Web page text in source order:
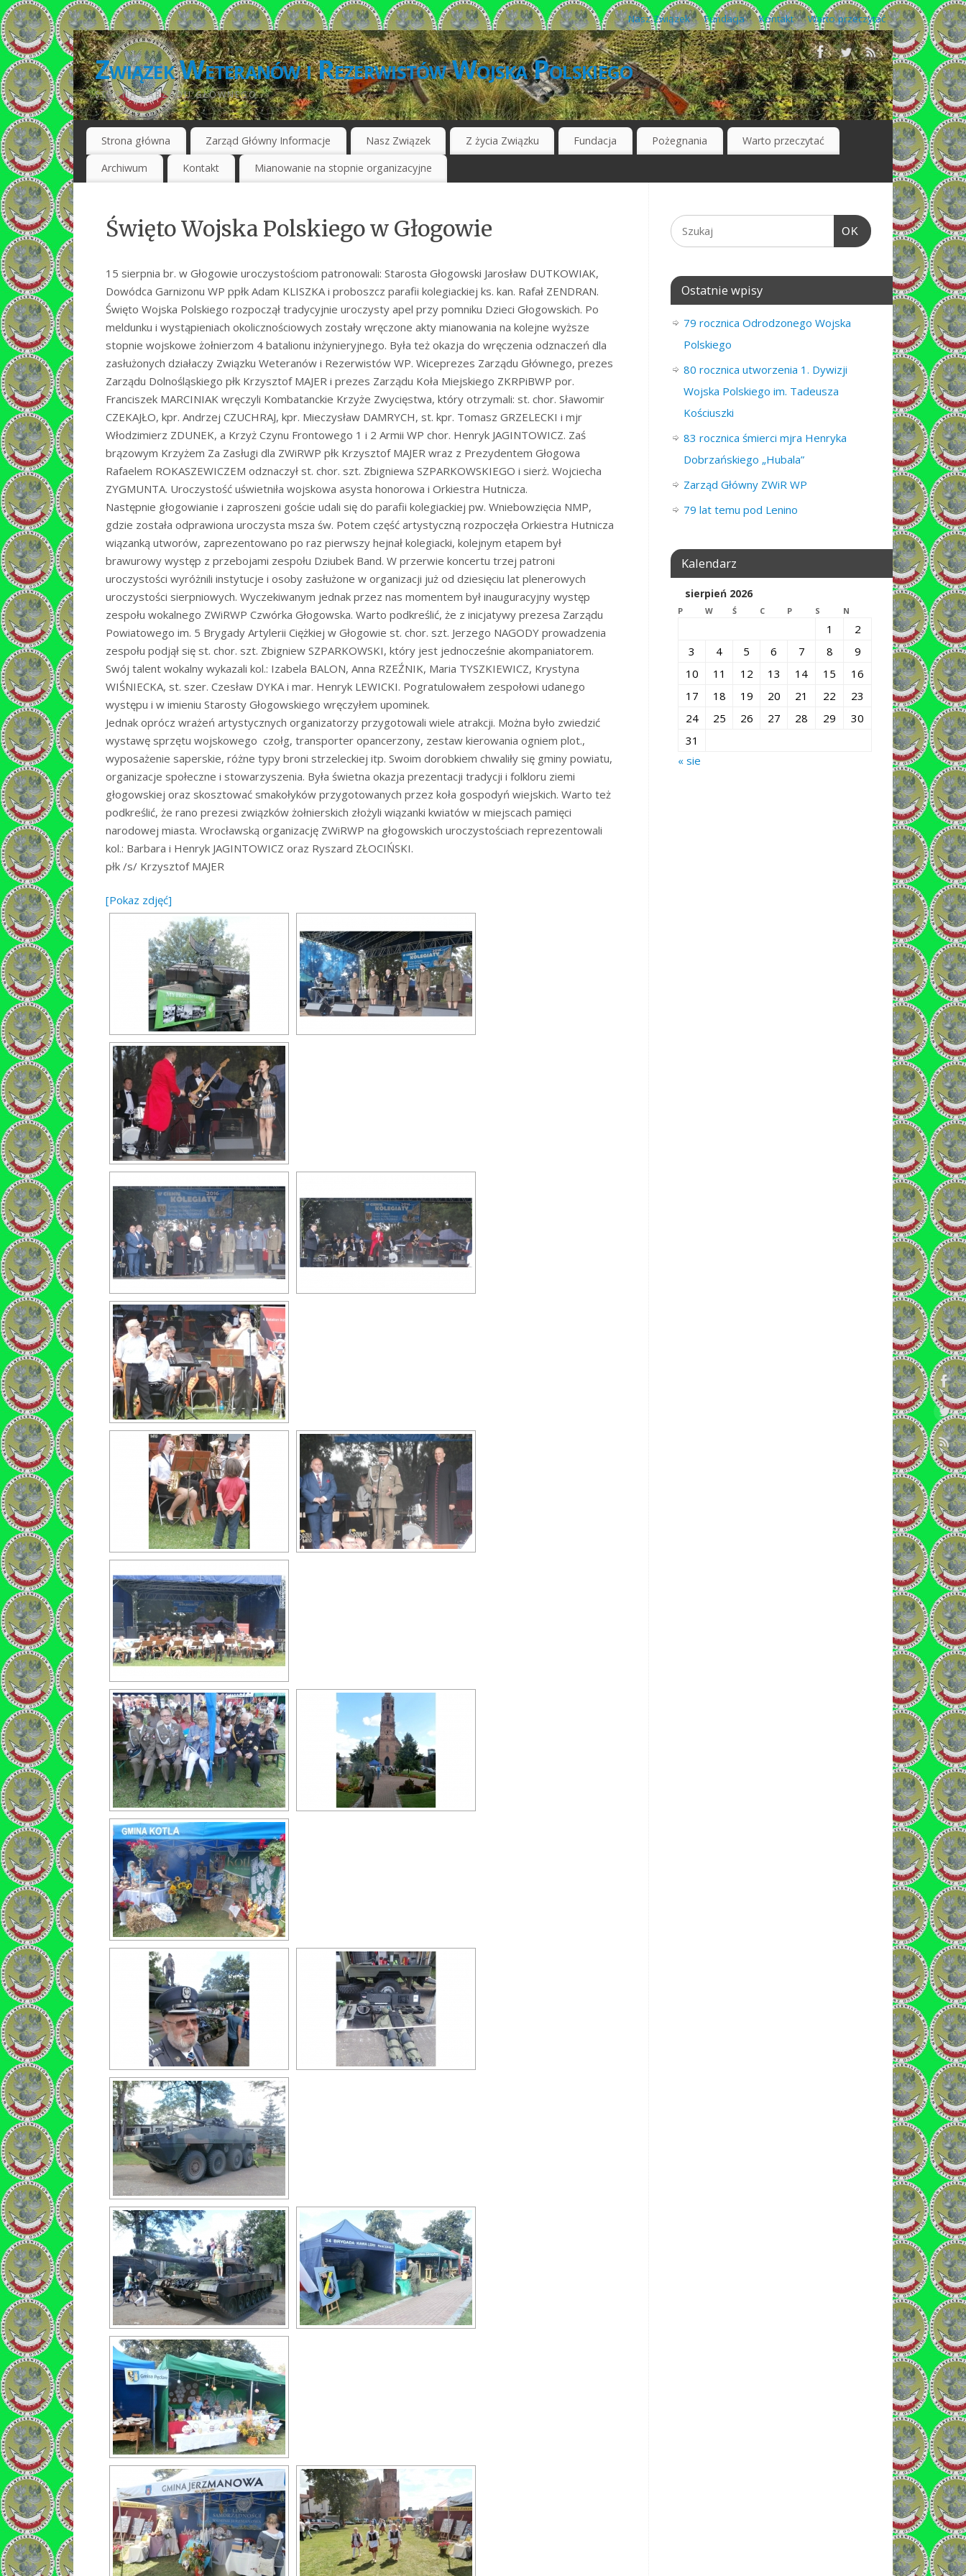
Nasz Związek Fundacja Kontakt Warto przeczytać
Związek Weteranów i Rezerwistów Wojska Polskiego
STRONA ZARZĄDU GŁÓWNEGO
Strona główna Zarząd Główny Informacje Nasz Związek Z życia Związku Fundacja Pożegnania Warto przeczytać
Archiwum Kontakt Mianowanie na stopnie organizacyjne
Święto Wojska Polskiego w Głogowie
15 sierpnia br. w Głogowie uroczystościom patronowali: Starosta Głogowski Jarosław DUTKOWIAK,
Dowódca Garnizonu WP ppłk Adam KLISZKA i proboszcz parafii kolegiackiej ks. kan. Rafał ZENDRAN.
Święto Wojska Polskiego rozpoczął tradycyjnie uroczysty apel przy pomniku Dzieci Głogowskich. Po
meldunku i wystąpieniach okolicznościowych zostały wręczone akty mianowania na kolejne wyższe
stopnie wojskowe żołnierzom 4 batalionu inżynieryjnego. Była też okazja do wręczenia odznaczeń dla
zasłużonych działaczy Związku Weteranów i Rezerwistów WP. Wiceprezes Zarządu Głównego, prezes
Zarządu Dolnośląskiego płk Krzysztof MAJER i prezes Zarządu Koła Miejskiego ZKRPiBWP por.
Franciszek MARCINIAK wręczyli Kombatanckie Krzyże Zwycięstwa, który otrzymali: st. chor. Sławomir
CZEKAJŁO, kpr. Andrzej CZUCHRAJ, kpr. Mieczysław DAMRYCH, st. kpr. Tomasz GRZELECKI i mjr
Włodzimierz ZDUNEK, a Krzyż Czynu Frontowego 1 i 2 Armii WP chor. Henryk JAGINTOWICZ. Zaś
brązowym Krzyżem Za Zasługi dla ZWiRWP płk Krzysztof MAJER wraz z Prezydentem Głogowa
Rafaelem ROKASZEWICZEM odznaczył st. chor. szt. Zbigniewa SZPARKOWSKIEGO i sierż. Wojciecha
ZYGMUNTA. Uroczystość uświetniła wojskowa asysta honorowa i Orkiestra Hutnicza.
Następnie głogowianie i zaproszeni goście udali się do parafii kolegiackiej pw. Wniebowzięcia NMP,
gdzie została odprawiona uroczysta msza św. Potem część artystyczną rozpoczęła Orkiestra Hutnicza
wiązanką utworów, zaprezentowano po raz pierwszy hejnał kolegiacki, kolejnym etapem był
brawurowy występ z przebojami zespołu Dziubek Band. W przerwie koncertu trzej patroni
uroczystości wyróżnili instytucje i osoby zasłużone w organizacji już od dziesięciu lat plenerowych
uroczystości sierpniowych. Wyczekiwanym jednak przez nas momentem był inauguracyjny występ
zespołu wokalnego ZWiRWP Czwórka Głogowska. Warto podkreślić, że z inicjatywy prezesa Zarządu
Powiatowego im. 5 Brygady Artylerii Ciężkiej w Głogowie st. chor. szt. Jerzego NAGODY prowadzenia
zespołu podjął się st. chor. szt. Zbigniew SZPARKOWSKI, który jest jednocześnie akompaniatorem.
Swój talent wokalny wykazali kol.: Izabela BALON, Anna RZEŹNIK, Maria TYSZKIEWICZ, Krystyna
WIŚNIECKA, st. szer. Czesław DYKA i mar. Henryk LEWICKI. Pogratulowałem zespołowi udanego
występu i w imieniu Starosty Głogowskiego wręczyłem upominek.
Jednak oprócz wrażeń artystycznych organizatorzy przygotowali wiele atrakcji. Można było zwiedzić
wystawę sprzętu wojskowego  czołg, transporter opancerzony, zestaw kierowania ogniem plot.,
wyposażenie saperskie, różne typy broni strzeleckiej itp. Swoim dorobkiem chwaliły się gminy powiatu,
organizacje społeczne i stowarzyszenia. Była świetna okazja prezentacji tradycji i folkloru ziemi
głogowskiej oraz skosztować smakołyków przygotowanych przez koła gospodyń wiejskich. Warto też
podkreślić, że rano prezesi związków żołnierskich złożyli wiązanki kwiatów w miejscach pamięci
narodowej miasta. Wrocławską organizację ZWiRWP na głogowskich uroczystościach reprezentowali
kol.: Barbara i Henryk JAGINTOWICZ oraz Ryszard ZŁOCIŃSKI.
płk /s/ Krzysztof MAJER
[Pokaz zdjęć]
OK
Ostatnie wpisy
79 rocznica Odrodzonego Wojska
Polskiego
80 rocznica utworzenia 1. Dywizji
Wojska Polskiego im. Tadeusza
Kościuszki
83 rocznica śmierci mjra Henryka
Dobrzańskiego „Hubala”
Zarząd Główny ZWiR WP
79 lat temu pod Lenino
Kalendarz
sierpień 2026
P W Ś C P S N
« sie
1
2
3
4 5 6 7 8
9
10
11 12 13 14 15
16
17
18 19 20 21 22
23
24
25 26 27 28 29
30
31